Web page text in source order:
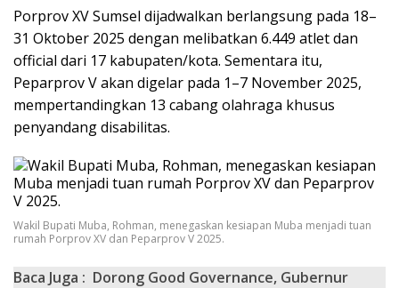
Porprov XV Sumsel dijadwalkan berlangsung pada 18–
31 Oktober 2025 dengan melibatkan 6.449 atlet dan
official dari 17 kabupaten/kota. Sementara itu,
Peparprov V akan digelar pada 1–7 November 2025,
mempertandingkan 13 cabang olahraga khusus
penyandang disabilitas.
Wakil Bupati Muba, Rohman, menegaskan kesiapan Muba menjadi tuan
rumah Porprov XV dan Peparprov V 2025.
Baca Juga : Dorong Good Governance, Gubernur